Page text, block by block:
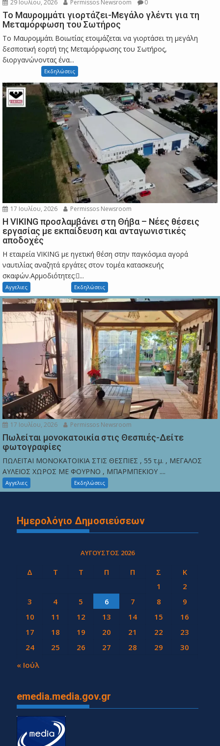
29 Ιουλίου, 2026 Permissos Newsroom 0
Το Μαυρομμάτι γιορτάζει-Μεγάλο γλέντι για τη
Μεταμόρφωση του Σωτήρος
Το Μαυρομμάτι Βοιωτίας ετοιμάζεται να γιορτάσει τη μεγάλη
δεσποτική εορτή της Μεταμόρφωσης του Σωτήρος,
διοργανώνοντας ένα...
Εκδηλώσεις
17 Ιουλίου, 2026 Permissos Newsroom
Η VIKING προσλαμβάνει στη Θήβα – Νέες θέσεις
εργασίας με εκπαίδευση και ανταγωνιστικές
αποδοχές
Η εταιρεία VIKING με ηγετική θέση στην παγκόσμια αγορά
ναυτιλίας αναζητά εργάτες στον τομέα κατασκευής
σκαφών.Αρμοδιότητες:...
Αγγελιες Εκδηλώσεις
17 Ιουλίου, 2026 Permissos Newsroom
Πωλείται μονοκατοικία στις Θεσπιές-Δείτε
φωτογραφίες
ΠΩΛΕΙΤΑΙ ΜΟΝΟΚΑΤΟΙΚΙΑ ΣΤΙΣ ΘΕΣΠΙΕΣ , 55 τ.μ. , ΜΕΓΑΛΟΣ
ΑΥΛΕΙΟΣ ΧΩΡΟΣ ΜΕ ΦΟΥΡΝΟ , ΜΠΑΡΜΠΕΚΙΟΥ ....
Αγγελιες Εκδηλώσεις
Ημερολόγιο Δημοσιεύσεων
ΑΎΓΟΥΣΤΟΣ 2026
Δ Τ Τ Π Π Σ
Κ
1
2
3
4 5 6 7 8
9
10
11 12 13 14 15
16
17
18 19 20 21 22
23
24
25 26 27 28 29
30
31
« Ιούλ
emedia.media.gov.gr